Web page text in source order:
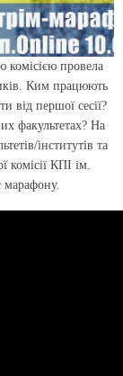
провела
Ким працюють
від першої сесії?
факультетах? На
інститутів та
комісії КПІ ім.
марафону.